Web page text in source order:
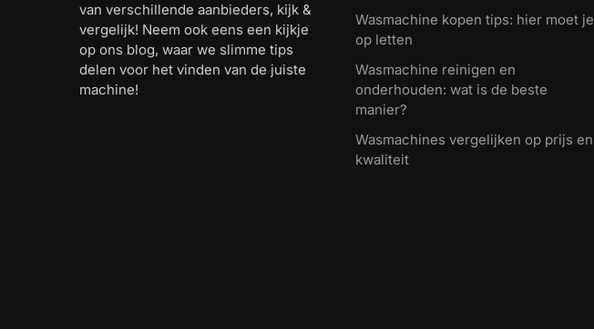
van verschillende aanbieders, kijk &
vergelijk! Neem ook eens een kijkje
op ons blog, waar we slimme tips
delen voor het vinden van de juiste
machine!
Wasmachine kopen tips: hier moet je
op letten
Wasmachine reinigen en
onderhouden: wat is de beste
manier?
Wasmachines vergelijken op prijs en
kwaliteit